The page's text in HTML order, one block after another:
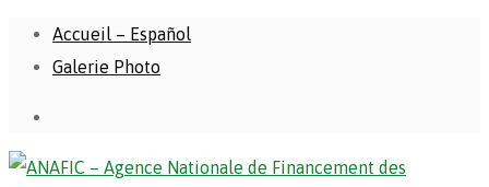
Accueil – Español
Galerie Photo